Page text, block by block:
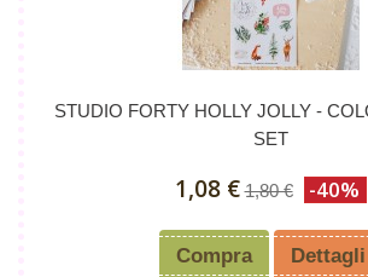
STUDIO FORTY HOLLY JOLLY -
SET
1,08 € 1,80 € -40%
Compra Dettagli